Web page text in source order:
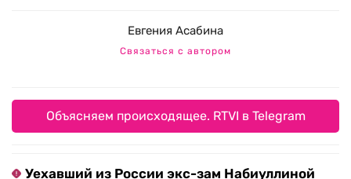
Евгения Асабина
Связаться с автором
Объясняем происходящее. RTVI в Telegram
Уехавший из России экс-зам Набиуллиной